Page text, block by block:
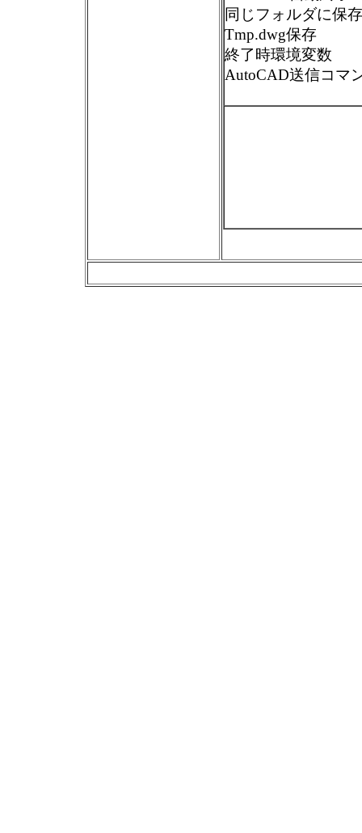
同じフォルダに保存
Tmp.dwg保存
終了時環境変数
AutoCAD送信コマ